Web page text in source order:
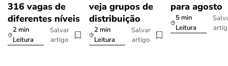
316 vagas de
diferentes níveis
2 min
Leitura
Salvar
artigo
veja grupos de
distribuição
2 min
Leitura
Salvar
artigo
para agosto
5 min
Leitura